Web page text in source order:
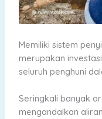
Memiliki sistem
merupakan
seluruh penghuni
Seringkali banyak
mengandalkan